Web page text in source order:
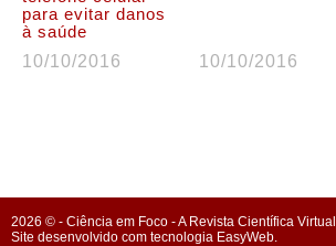
para evitar danos
à saúde
10/10/2016
10/10/2016
2026 © - Ciência em Foco - A Revista Científica Virtual
Site desenvolvido com tecnologia EasyWeb.